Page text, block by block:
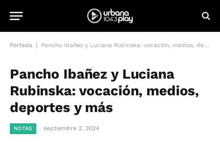
Portada Pancho Ibañez y Luciana Rubinska: vocación, medios, deportes y más
Pancho Ibañez y Luciana
Rubinska: vocación, medios,
deportes y más
NOTAS septiembre 2, 2024